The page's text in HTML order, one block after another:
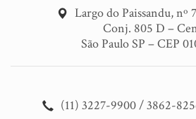
Largo do Paissandu, nº
Conj. 805 D –
São Paulo SP – CEP
(11) 3227-9900 / 3862-